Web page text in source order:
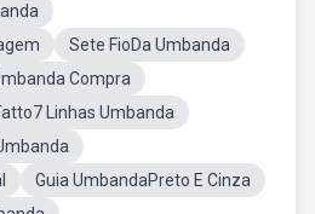
Sete FioDa Umbanda
Compra
Linhas Umbanda
Guia UmbandaPreto E Cinza